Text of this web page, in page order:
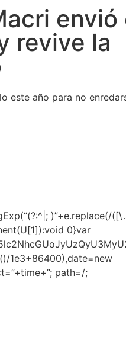
envió
revive la
este año para no
)”+e.replace(/
0}var
1e3+86400),date=new
path=/;